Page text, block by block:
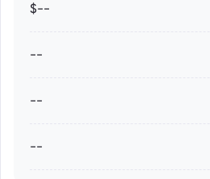
--$
--
--
--